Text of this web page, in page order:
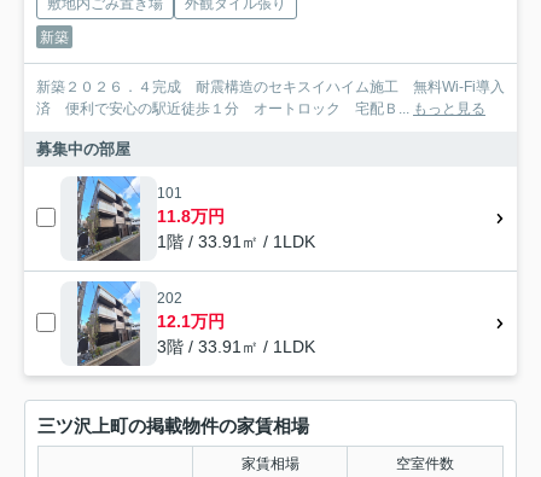
敷地内ごみ置き場
外観タイル張り
新築
新築２０２６．４完成 耐震構造のセキスイハイム施工 無料Wi-Fi導入
済 便利で安心の駅近徒歩１分 オートロック 宅配Ｂ... もっと見る
募集中の部屋
101
11.8万円
1階 / 33.91㎡ / 1LDK
202
12.1万円
3階 / 33.91㎡ / 1LDK
三ツ沢上町の掲載物件の家賃相場
家賃相場 空室件数